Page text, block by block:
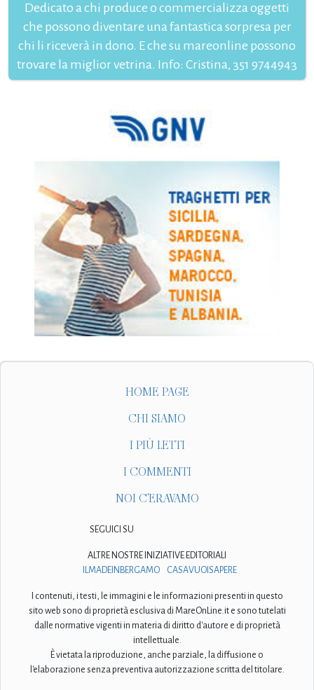
Dedicato a chi produce o commercializza oggetti
che possono diventare una fantastica sorpresa per
chi li riceverà in dono. E che su mareonline possono
trovare la miglior vetrina. Info: Cristina, 351 9744943
HOME PAGE
CHI SIAMO
I PIÙ LETTI
I COMMENTI
NOI C'ERAVAMO
SEGUICI SU
ALTRE NOSTRE INIZIATIVE EDITORIALI
ILMADEINBERGAMO
CASAVUOISAPERE
I contenuti, i testi, le immagini e le informazioni presenti in questo
sito web sono di proprietà esclusiva di MareOnLine.it e sono tutelati
dalle normative vigenti in materia di diritto d'autore e di proprietà
intellettuale.
È vietata la riproduzione, anche parziale, la diffusione o
l'elaborazione senza preventiva autorizzazione scritta del titolare.